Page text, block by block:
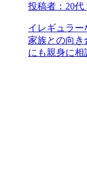
投稿者： 20代
イレギュラー
家族との向き
にも親身に相